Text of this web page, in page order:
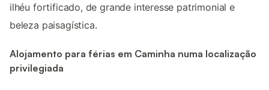
ilhéu fortificado, de grande interesse patrimonial e
beleza paisagística.
Alojamento para férias em Caminha numa localização
privilegiada